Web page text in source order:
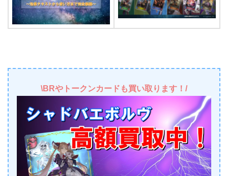
\BRやトークンカードも買い取ります！/